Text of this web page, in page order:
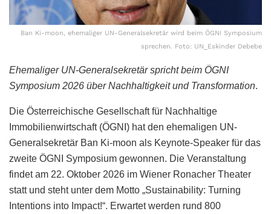
Ban Ki-moon, ehemaliger UN-Generalsekretär wird beim ÖGNI Symposium
sprechen. Foto: UN_Eskinder Debebe
Ehemaliger UN-Generalsekretär spricht beim ÖGNI
Symposium 2026 über Nachhaltigkeit und Transformation.
Die Österreichische Gesellschaft für Nachhaltige
Immobilienwirtschaft (ÖGNI) hat den ehemaligen UN-
Generalsekretär Ban Ki-moon als Keynote-Speaker für das
zweite ÖGNI Symposium gewonnen. Die Veranstaltung
findet am 22. Oktober 2026 im Wiener Ronacher Theater
statt und steht unter dem Motto „Sustainability: Turning
Intentions into Impact!“. Erwartet werden rund 800